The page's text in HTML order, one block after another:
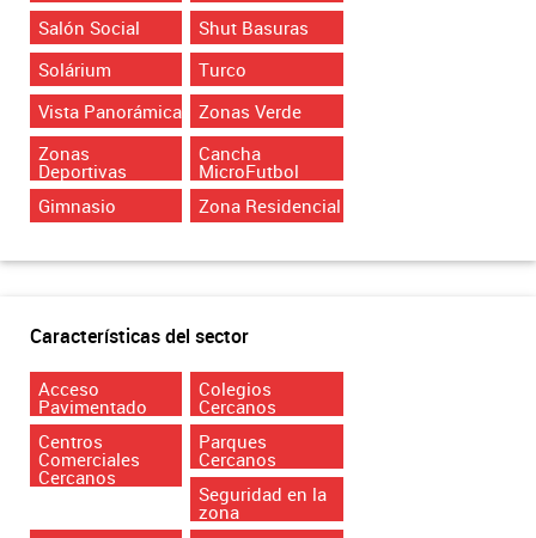
Salón Social
Shut Basuras
Solárium
Turco
Vista Panorámica
Zonas Verde
Zonas
Deportivas
Cancha
MicroFutbol
Gimnasio
Zona Residencial
Características del sector
Acceso
Pavimentado
Colegios
Cercanos
Centros
Comerciales
Cercanos
Parques
Cercanos
Seguridad en la
zona